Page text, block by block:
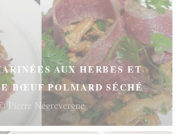
AUX HERBES ET
BŒUF POLMARD SÉCHÉ
Pierre Négrevergne